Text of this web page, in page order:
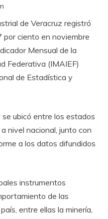
de Veracruz registró
por ciento en noviembre
Mensual de la
Federativa (IMAIEF)
de Estadística y
ubicó entre los estados
nivel nacional, junto con
a los datos difundidos
instrumentos
de las
entre ellas la minería,